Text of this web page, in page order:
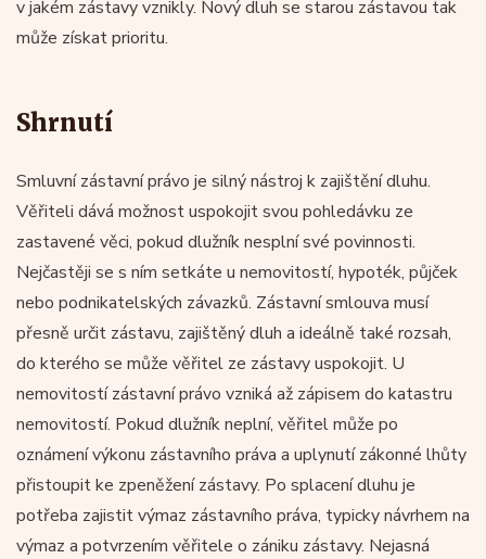
v jakém zástavy vznikly. Nový dluh se starou zástavou tak
může získat prioritu.
Shrnutí
Smluvní zástavní právo je silný nástroj k zajištění dluhu.
Věřiteli dává možnost uspokojit svou pohledávku ze
zastavené věci, pokud dlužník nesplní své povinnosti.
Nejčastěji se s ním setkáte u nemovitostí, hypoték, půjček
nebo podnikatelských závazků. Zástavní smlouva musí
přesně určit zástavu, zajištěný dluh a ideálně také rozsah,
do kterého se může věřitel ze zástavy uspokojit. U
nemovitostí zástavní právo vzniká až zápisem do katastru
nemovitostí. Pokud dlužník neplní, věřitel může po
oznámení výkonu zástavního práva a uplynutí zákonné lhůty
přistoupit ke zpeněžení zástavy. Po splacení dluhu je
potřeba zajistit výmaz zástavního práva, typicky návrhem na
výmaz a potvrzením věřitele o zániku zástavy. Nejasná